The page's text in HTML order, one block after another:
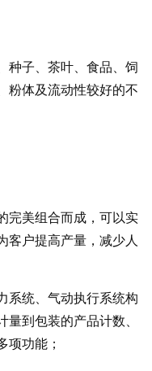
种子、茶叶、食品、饲
粉体及流动性较好的不
完美组合而成，可以实
客户提高产量，减少人
系统、气动执行系统构
量到包装的产品计数、
项功能；